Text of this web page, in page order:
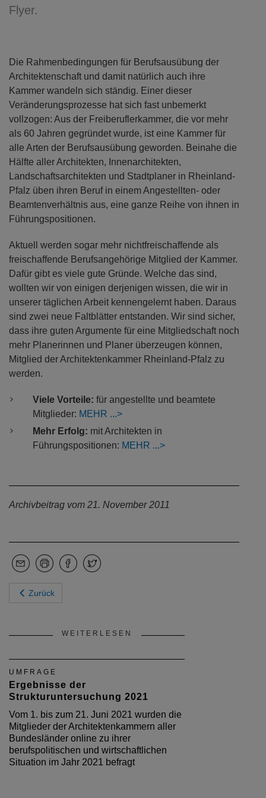
Flyer.
Die Rahmenbedingungen für Berufsausübung der
Architektenschaft und damit natürlich auch ihre
Kammer wandeln sich ständig. Einer dieser
Veränderungsprozesse hat sich fast unbemerkt
vollzogen: Aus der Freiberuflerkammer, die vor mehr
als 60 Jahren gegründet wurde, ist eine Kammer für
alle Arten der Berufsausübung geworden. Beinahe die
Hälfte aller Architekten, Innenarchitekten,
Landschaftsarchitekten und Stadtplaner in Rheinland-
Pfalz üben ihren Beruf in einem Angestellten- oder
Beamtenverhältnis aus, eine ganze Reihe von ihnen in
Führungspositionen.
Aktuell werden sogar mehr nichtfreischaffende als
freischaffende Berufsangehörige Mitglied der Kammer.
Dafür gibt es viele gute Gründe. Welche das sind,
wollten wir von einigen derjenigen wissen, die wir in
unserer täglichen Arbeit kennengelernt haben. Daraus
sind zwei neue Faltblätter entstanden. Wir sind sicher,
dass ihre guten Argumente für eine Mitgliedschaft noch
mehr Planerinnen und Planer überzeugen können,
Mitglied der Architektenkammer Rheinland-Pfalz zu
werden.
Viele Vorteile: für angestellte und beamtete
Mitglieder: MEHR
Mehr Erfolg: mit Architekten in
Führungspositionen: MEHR
Archivbeitrag vom 21. November 2011
Zurück
WEITERLESEN
UMFRAGE
Ergebnisse der
Strukturuntersuchung 2021
Vom 1. bis zum 21. Juni 2021 wurden die
Mitglieder der Architektenkammern aller
Bundesländer online zu ihrer
berufspolitischen und wirtschaftlichen
Situation im Jahr 2021 befragt